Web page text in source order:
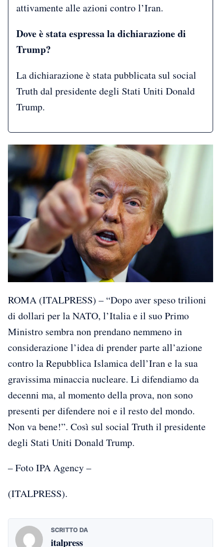
attivamente alle azioni contro l’Iran.
Dove è stata espressa la dichiarazione di
Trump?
La dichiarazione è stata pubblicata sul social
Truth dal presidente degli Stati Uniti Donald
Trump.
ROMA (ITALPRESS) – “Dopo aver speso trilioni
di dollari per la NATO, l’Italia e il suo Primo
Ministro sembra non prendano nemmeno in
considerazione l’idea di prender parte all’azione
contro la Repubblica Islamica dell’Iran e la sua
gravissima minaccia nucleare. Li difendiamo da
decenni ma, al momento della prova, non sono
presenti per difendere noi e il resto del mondo.
Non va bene!”. Così sul social Truth il presidente
degli Stati Uniti Donald Trump.
– Foto IPA Agency –
(ITALPRESS).
SCRITTO DA
italpress